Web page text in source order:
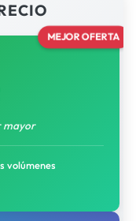
MEJOR OFERTA
mayor
volúmenes